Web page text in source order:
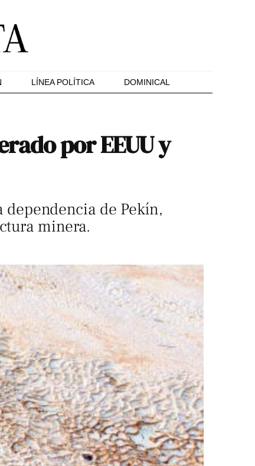
LÍNEA POLÍTICA DOMINICAL
por EEUU y
de Pekín,
minera.